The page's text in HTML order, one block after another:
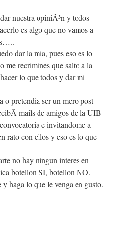
nuestra opiniÃ³n y todos
es algo que no vamos a
dar la mia, pues eso es lo
me recrimines que salto a la
lo que todos y dar mi
o pretendia ser un mero post
mails de amigos de la UIB
e invitandome a
rato con ellos y eso es lo que
no hay ningun interes en
botellon SI, botellon NO.
y haga lo que le venga en gusto.